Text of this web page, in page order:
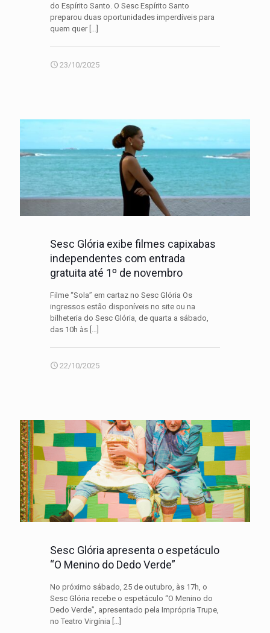
do Espírito Santo. O Sesc Espírito Santo
preparou duas oportunidades imperdíveis para
quem quer[…]
23/10/2025
Sesc Glória exibe filmes capixabas
independentes com entrada
gratuita até 1º de novembro
Filme “Sola” em cartaz no Sesc Glória Os
ingressos estão disponíveis no site ou na
bilheteria do Sesc Glória, de quarta a sábado,
das 10h às […]
22/10/2025
Sesc Glória apresenta o espetáculo
“O Menino do Dedo Verde”
No próximo sábado, 25 de outubro, às 17h, o
Sesc Glória recebe o espetáculo “O Menino do
Dedo Verde”, apresentado pela Imprópria Trupe,
no Teatro Virgínia […]